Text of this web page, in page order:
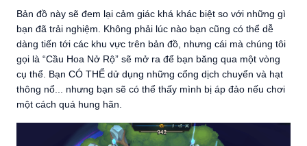
Bản đồ này sẽ đem lại cảm giác khá khác biệt so với những gì
bạn đã trải nghiệm. Không phải lúc nào bạn cũng có thể dễ
dàng tiến tới các khu vực trên bản đồ, nhưng cái mà chúng tôi
gọi là “Cầu Hoa Nở Rộ” sẽ mở ra để bạn băng qua một vòng
cụ thể. Bạn CÓ THỂ dử dụng những cổng dịch chuyển và hạt
thông nổ... nhưng bạn sẽ có thể thấy mình bị áp đảo nếu chơi
một cách quá hung hãn.